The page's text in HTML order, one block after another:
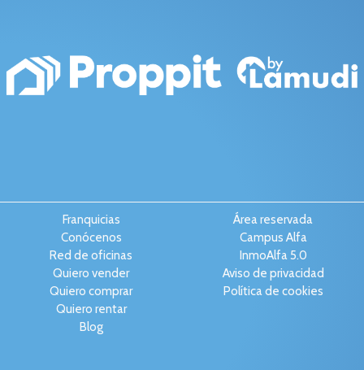
Franquicias
Conócenos
Red de oficinas
Quiero vender
Quiero comprar
Quiero rentar
Blog
Área reservada
Campus Alfa
InmoAlfa 5.0
Aviso de privacidad
Política de cookies